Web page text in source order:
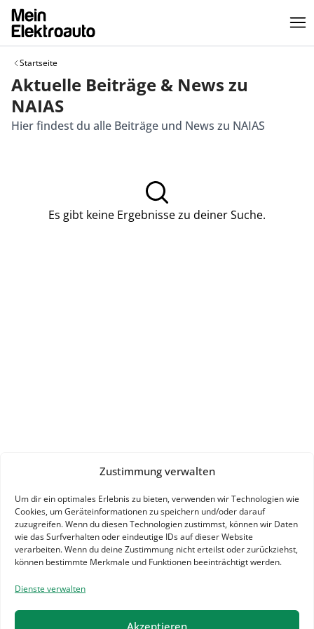
Zustimmung verwalten
Um dir ein optimales Erlebnis zu bieten, verwenden wir Technologien wie
Cookies, um Geräteinformationen zu speichern und/oder darauf
zuzugreifen. Wenn du diesen Technologien zustimmst, können wir Daten
wie das Surfverhalten oder eindeutige IDs auf dieser Website
verarbeiten. Wenn du deine Zustimmung nicht erteilst oder zurückziehst,
können bestimmte Merkmale und Funktionen beeinträchtigt werden.
Dienste verwalten
Akzeptieren
Startseite
Aktuelle Beiträge & News zu
NAIAS
Hier findest du alle Beiträge und News zu NAIAS
Es gibt keine Ergebnisse zu deiner Suche.